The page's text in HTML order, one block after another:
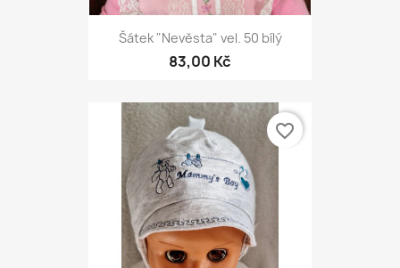
Šátek "Nevěsta" vel. 50 bílý
83,00 Kč
favorite_border